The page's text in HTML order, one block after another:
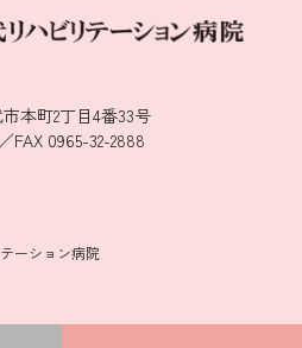
本町2丁目4番33号
FAX 0965-32-2888
ーション病院